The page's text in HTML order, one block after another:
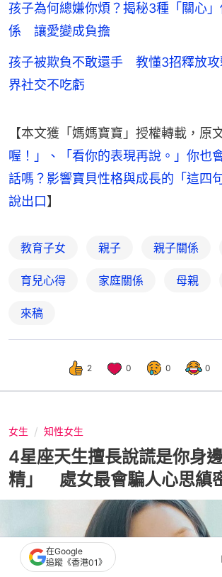
孩子為何總嫌你煩？揭秘3種「關心
係 讓愛變成負擔
孩子被欺負不敢還手 教懂3招釋放
界社交不吃虧
【本文獲「媽媽寶寶」授權轉載，原
喔！」、「看你的表現再說。」你也
話嗎？影響寶貝性格與成長的「這四
說出口】
教育子女 親子 親子關係
育兒心得 家庭關係 母親
來稿
2 0 0 0
女生 知性女生
4星座天生擅長說謊是你身
精」 處女最會騙人心思縝
在Google
追蹤《香港01》